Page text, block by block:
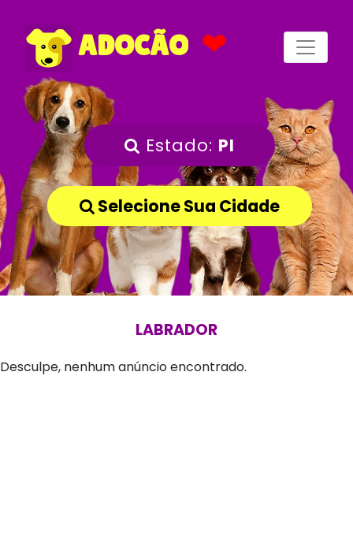
ADOCÃO ❤
Estado: PI
Selecione Sua Cidade
LABRADOR
Desculpe, nenhum anúncio encontrado.